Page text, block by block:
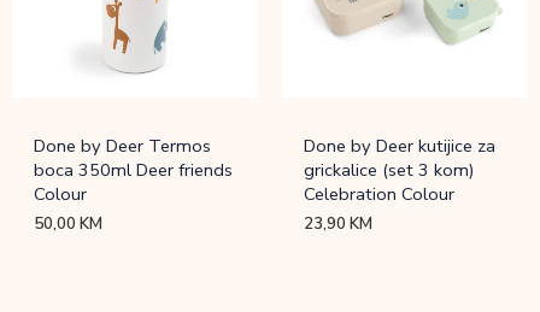
Done by Deer Termos
boca 350ml Deer friends
Colour
50,00KM
Done by Deer kutijice za
grickalice (set 3 kom)
Celebration Colour
23,90KM